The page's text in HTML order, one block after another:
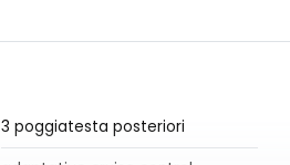
3 poggiatesta posteriori